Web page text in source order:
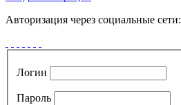
Авторизация через социальные сети:
Логин
Пароль